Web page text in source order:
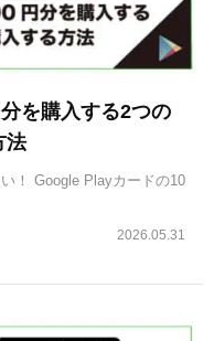
を購入する2つの
法
！ Google Playカードの10
2026.05.31